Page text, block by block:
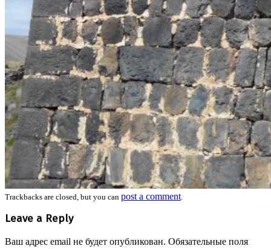
Trackbacks are closed, but you can post a comment.
Leave a Reply
Ваш адрес email не будет опубликован. Обязательные поля